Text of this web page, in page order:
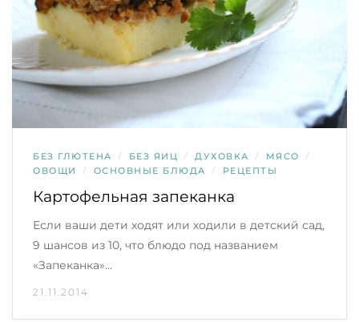
БЕЗ ГЛЮТЕНА / БЕЗ ЯИЦ / ДУХОВКА / МЯСО /
ОВОЩИ / ОСНОВНЫЕ БЛЮДА / РЕЦЕПТЫ
Картофельная запеканка
Если ваши дети ходят или ходили в детский сад,
9 шансов из 10, что блюдо под названием
«Запеканка»…
21.11.2014